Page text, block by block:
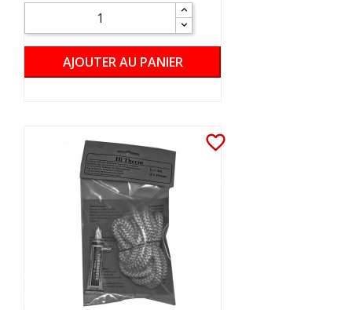
AJOUTER AU PANIER
favorite_border